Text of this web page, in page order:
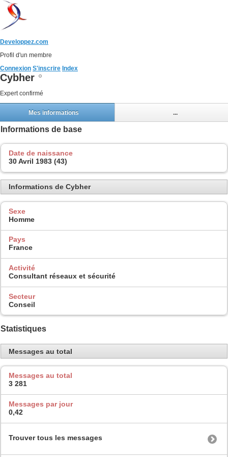
Developpez.com
Profil d'un membre
Connexion S'inscrire Index
Cybher
Expert confirmé
Mes informations ...
Informations de base
Date de naissance
30 Avril 1983 (43)
Informations de Cybher
Sexe
Homme
Pays
France
Activité
Consultant réseaux et sécurité
Secteur
Conseil
Statistiques
Messages au total
Messages au total
3 281
Messages par jour
0,42
Trouver tous les messages